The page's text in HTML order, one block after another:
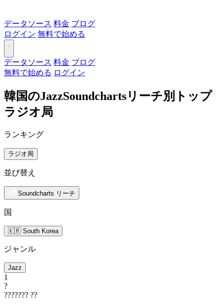
データソース 料金 ブログ
ログイン 無料で始める
データソース 料金 ブログ
無料で始める ログイン
韓国のJazzSoundchartsリーチ別トップ
ラジオ局
ランキング
ラジオ局
並び替え
Soundcharts リーチ
国
🇰🇷 South Korea
ジャンル
Jazz
1
?
??????? ??